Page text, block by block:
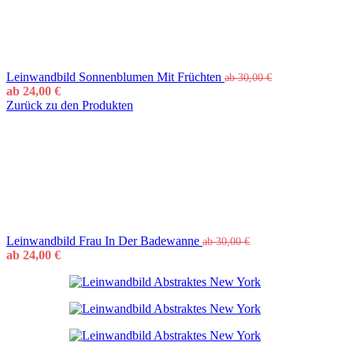
Leinwandbild Sonnenblumen Mit Früchten ab30,00€
ab 24,00 €
Zurück zu den Produkten
Leinwandbild Frau In Der Badewanne ab30,00€
ab 24,00 €